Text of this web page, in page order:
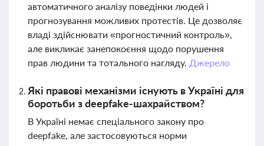
автоматичного аналізу поведінки людей і
прогнозування можливих протестів. Це дозволяє
владі здійснювати «прогностичний контроль»,
але викликає занепокоєння щодо порушення
прав людини та тотального нагляду. Джерело
Які правові механізми існують в Україні для
боротьби з deepfake-шахрайством?
В Україні немає спеціального закону про
deepfake, але застосовуються норми